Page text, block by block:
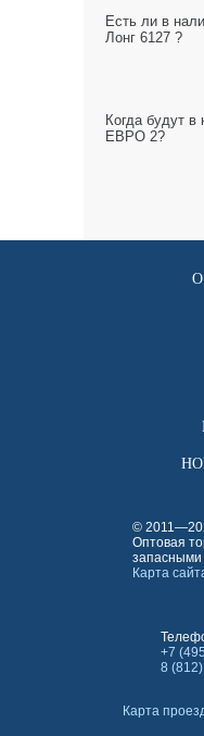
Есть ли в
Лонг 6127 ?
Когда будут
ЕВРО 2?
©
Оптовая
запасными
Карта
+7
8
Карта